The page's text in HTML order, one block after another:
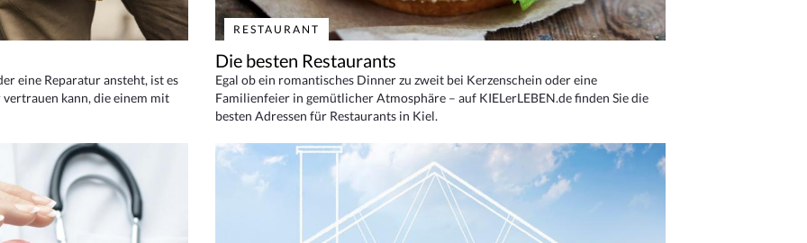
eine Reparatur ansteht, ist es
kann, die einem mit
RESTAURANT
Die besten Restaurants
Egal ob ein romantisches Dinner zu zweit bei Kerzenschein oder eine
Familienfeier in gemütlicher Atmosphäre – auf KIELerLEBEN.de finden Sie die
besten Adressen für Restaurants in Kiel.